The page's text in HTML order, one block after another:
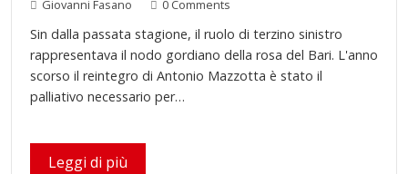
Giovanni Fasano 0 Comments
Sin dalla passata stagione, il ruolo di terzino sinistro
rappresentava il nodo gordiano della rosa del Bari. L'anno
scorso il reintegro di Antonio Mazzotta è stato il
palliativo necessario per…
Leggi di più